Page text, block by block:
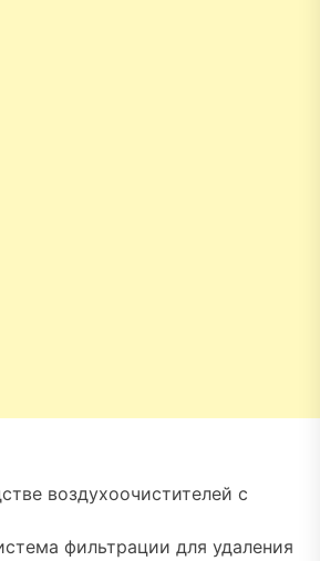
воздухоочистителей с
фильтрации для удаления